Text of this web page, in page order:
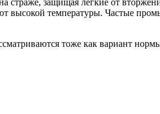
высокой температуры. Частые
тоже как вариант